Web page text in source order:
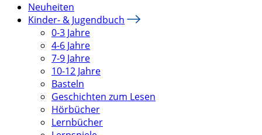
Neuheiten
Kinder- & Jugendbuch
0-3 Jahre
4-6 Jahre
7-9 Jahre
10-12 Jahre
Basteln
Geschichten zum Lesen
Hörbücher
Lernbücher